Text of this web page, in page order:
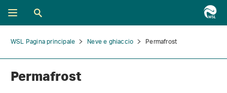
WSL Pagina principale Neve e ghiaccio Permafrost
Permafrost